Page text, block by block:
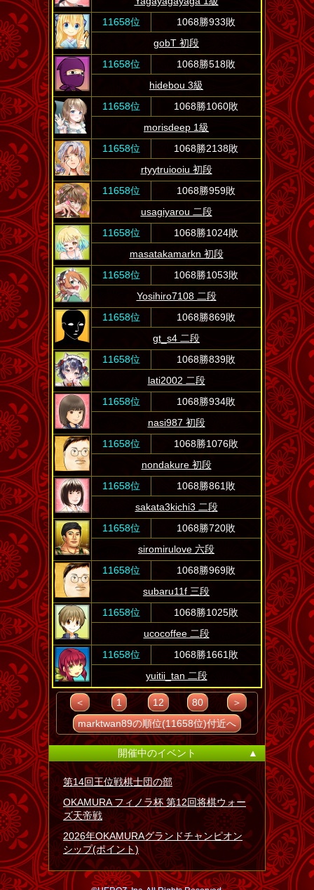
11658位
1068勝933敗
gobT 初段
11658位
1068勝518敗
hidebou 3級
11658位
1068勝1060敗
morisdeep 1級
11658位
1068勝2138敗
rtyytruiooiu 初段
11658位
1068勝959敗
usagiyarou 二段
11658位
1068勝1024敗
masatakamarkn 初段
11658位
1068勝1053敗
Yosihiro7108 二段
11658位
1068勝869敗
gt_s4 二段
11658位
1068勝839敗
lati2002 二段
11658位
1068勝934敗
nasi987 初段
11658位
1068勝1076敗
nondakure 初段
11658位
1068勝861敗
sakata3kichi3 二段
11658位
1068勝720敗
siromirulove 六段
11658位
1068勝969敗
subaru11f 三段
11658位
1068勝1025敗
ucocoffee 二段
11658位
1068勝1661敗
yuitii_tan 二段
＜ 1 12 80
＞
marktwan89の順位(11658位)付近へ
開催中のイベント ▲
第14回王位戦棋士団の部
OKAMURA フィノラ杯 第12回将棋ウォー
ズ天帝戦
2026年OKAMURAグランドチャンピオン
シップ(ポイント)